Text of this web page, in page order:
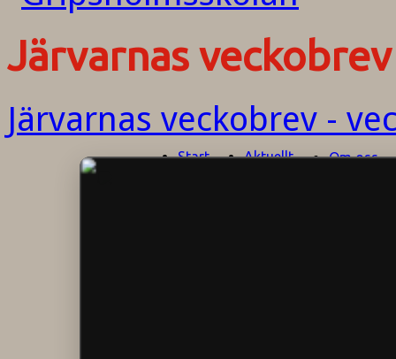
Start Aktuellt Om oss
Järvarnas
Järvarnas veckobrev -